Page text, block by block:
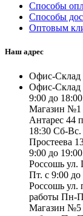
Способы
Способы
Оптовым
Наш адрес
Офис-Склад
Офис-Склад
9:00 до
Магазин №1
Антарес 44
18:30 Сб-Вс.
Простеева
9:00 до
Россошь ул.
Пт. с 9:00
Россошь ул.
работы Пн-
Магазин №5